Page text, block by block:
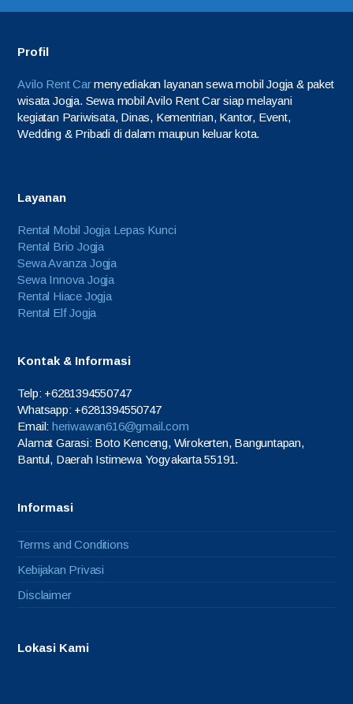
Profil
Avilo Rent Carmenyediakan layanan sewa mobil Jogja & paket
wisata Jogja. Sewa mobil Avilo Rent Car siap melayani
kegiatan Pariwisata, Dinas, Kementrian, Kantor, Event,
Wedding & Pribadi di dalam maupun keluar kota.
Layanan
Rental Mobil Jogja Lepas Kunci
Rental Brio Jogja
Sewa Avanza Jogja
Sewa Innova Jogja
Rental Hiace Jogja
Rental Elf Jogja
Kontak & Informasi
Telp: +6281394550747
Whatsapp: +6281394550747
Email:heriwawan616@gmail.com
Alamat Garasi: Boto Kenceng, Wirokerten, Banguntapan,
Bantul, Daerah Istimewa Yogyakarta 55191.
Informasi
Terms and Conditions
Kebijakan Privasi
Disclaimer
Lokasi Kami